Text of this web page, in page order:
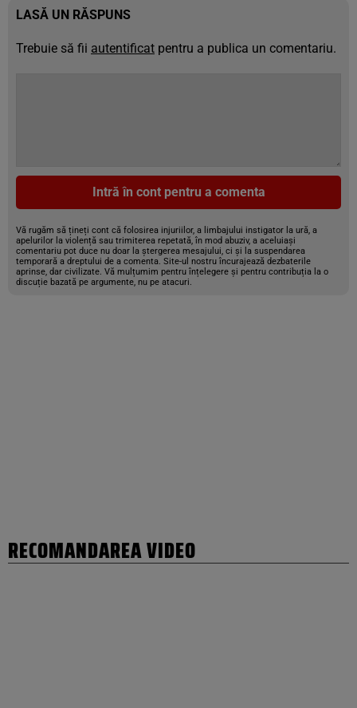
LASĂ UN RĂSPUNS
Trebuie să fii autentificat pentru a publica un comentariu.
Intră în cont pentru a comenta
Vă rugăm să țineți cont că folosirea injuriilor, a limbajului instigator la ură, a
apelurilor la violență sau trimiterea repetată, în mod abuziv, a aceluiași
comentariu pot duce nu doar la ștergerea mesajului, ci și la suspendarea
temporară a dreptului de a comenta. Site-ul nostru încurajează dezbaterile
aprinse, dar civilizate. Vă mulțumim pentru înțelegere și pentru contribuția la o
discuție bazată pe argumente, nu pe atacuri.
RECOMANDAREA VIDEO